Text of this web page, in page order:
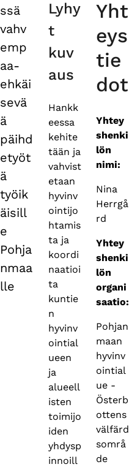
tabs
ssä
vahv
emp
aa-
ehkäi
sevä
ä
päihd
etyöt
ä
työik
äisill
e
Pohja
nmaa
lle
Lyhy
t
kuv
aus
Hankk
eessa
kehite
tään ja
vahvist
etaan
hyvinv
ointijo
htamis
ta ja
koordi
naatioi
ta
kuntie
n
hyvinv
ointial
ueen
ja
alueell
isten
toimijo
iden
yhdysp
innoill
Yht
eys
tie
dot
Yhtey
shenki
lön
nimi:
Nina
Herrgå
rd
Yhtey
shenki
lön
organi
saatio:
Pohjan
maan
hyvinv
ointial
ue -
Österb
ottens
välfärd
sområ
de